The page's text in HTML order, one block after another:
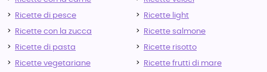
Ricette di pesce
Ricette con la zucca
Ricette di pasta
Ricette vegetariane
Ricette light
Ricette salmone
Ricette risotto
Ricette frutti di mare